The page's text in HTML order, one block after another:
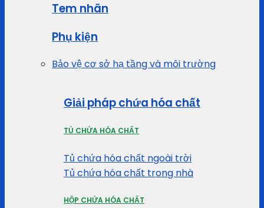
Tem nhãn
Phụ kiện
Bảo vệ cơ sở hạ tầng và môi trường
Giải pháp chứa hóa chất
TỦ CHỨA HÓA CHẤT
Tủ chứa hóa chất ngoài trời
Tủ chứa hóa chất trong nhà
HỘP CHỨA HÓA CHẤT